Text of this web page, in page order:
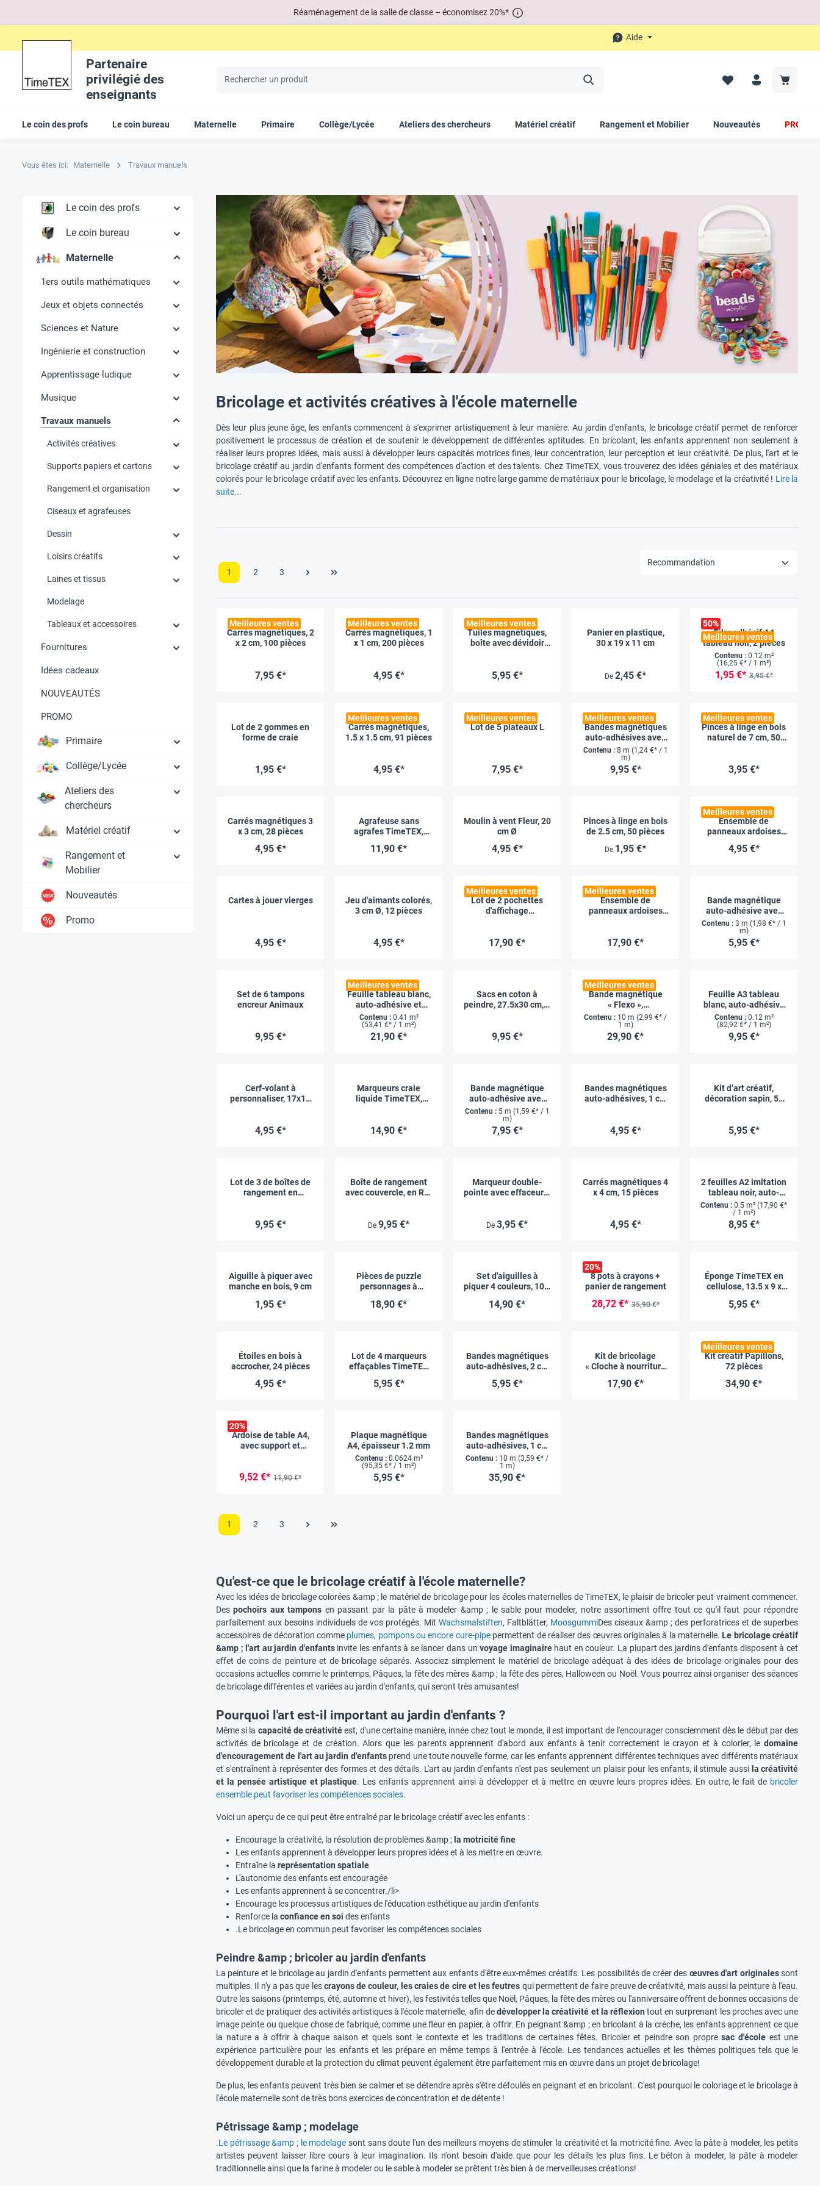
Réaménagement de la salle de classe – économisez 20%*
Aide
Partenaire
privilégié des
enseignants
Le coin des profs Le coin bureau Maternelle Primaire Collège/Lycée Ateliers des chercheurs Matériel créatif Rangement et Mobilier Nouveautés PROMO
Vous êtes ici: Maternelle Travaux manuels
Le coin des profs
Le coin bureau
Maternelle
1ers outils mathématiques
Jeux et objets connectés
Sciences et Nature
Ingénierie et construction
Apprentissage ludique
Musique
Travaux manuels
Activités créatives
Supports papiers et cartons
Rangement et organisation
Ciseaux et agrafeuses
Dessin
Loisirs créatifs
Laines et tissus
Modelage
Tableaux et accessoires
Fournitures
Idées cadeaux
NOUVEAUTÉS
PROMO
Primaire
Collège/Lycée
Ateliers des
chercheurs
Matériel créatif
Rangement et
Mobilier
Nouveautés
Promo
Bricolage et activités créatives à l'école maternelle
Dès leur plus jeune âge, les enfants commencent à s'exprimer artistiquement à leur manière. Au jardin d'enfants, le bricolage créatif permet de renforcer
positivement le processus de création et de soutenir le développement de différentes aptitudes. En bricolant, les enfants apprennent non seulement à
réaliser leurs propres idées, mais aussi à développer leurs capacités motrices fines, leur concentration, leur perception et leur créativité. De plus, l'art et le
bricolage créatif au jardin d'enfants forment des compétences d'action et des talents. Chez TimeTEX, vous trouverez des idées géniales et des matériaux
colorés pour le bricolage créatif avec les enfants. Découvrez en ligne notre large gamme de matériaux pour le bricolage, le modelage et la créativité ! Lire la
suite...
1 2 3
Meilleures ventes
Carrés magnétiques, 2
x 2 cm, 100 pièces
7,95 €*
Meilleures ventes
Carrés magnétiques, 1
x 1 cm, 200 pièces
4,95 €*
Meilleures ventes
Tuiles magnétiques,
boîte avec dévidoir
5,95 €*
Panier en plastique,
30 x 19 x 11 cm
De 2,45 €*
50%
Meilleures ventes
Film adhésif A4
tableau noir, 2 pièces
Contenu : 0.12 m²
(16,25 €* / 1 m²)
1,95 €* 3,95 €*
Lot de 2 gommes en
forme de craie
1,95 €*
Meilleures ventes
Carrés magnétiques,
1.5 x 1.5 cm, 91 pièces
4,95 €*
Meilleures ventes
Lot de 5 plateaux L
7,95 €*
Meilleures ventes
Bandes magnétiques
auto-adhésives avec
dévidoir, 1.9 cm x 8 m
Contenu : 8 m (1,24 €* / 1
m)
9,95 €*
Meilleures ventes
Pinces à linge en bois
naturel de 7 cm, 50
3,95 €*
Carrés magnétiques 3
x 3 cm, 28 pièces
4,95 €*
Agrafeuse sans
agrafes TimeTEX,
11,90 €*
Moulin à vent Fleur, 20
cm Ø
4,95 €*
Pinces à linge en bois
de 2.5 cm, 50 pièces
De 1,95 €*
Meilleures ventes
Ensemble de
panneaux ardoises
pièces, 5 x 2.2 cm
4,95 €*
Cartes à jouer vierges
4,95 €*
Jeu d'aimants colorés,
3 cm Ø, 12 pièces
4,95 €*
Meilleures ventes
Lot de 2 pochettes
d'affichage
17,90 €*
Meilleures ventes
Ensemble de
panneaux ardoises
17,90 €*
Bande magnétique
auto-adhésive avec
dévidoir, 1.9 cm x 3 m
Contenu : 3 m (1,98 €* / 1
m)
5,95 €*
Set de 6 tampons
encreur Animaux
9,95 €*
Meilleures ventes
Feuille tableau blanc,
auto-adhésive et
magnétique
Contenu : 0.41 m²
(53,41 €* / 1 m²)
21,90 €*
Sacs en coton à
peindre, 27.5x30 cm, 5
9,95 €*
Meilleures ventes
Bande magnétique
« Flexo »,
autocollante, 3.5 cm x
10 m
Contenu : 10 m (2,99 €* /
1 m)
29,90 €*
Feuille A3 tableau
blanc, auto-adhésive
et magnétique
Contenu : 0.12 m²
(82,92 €* / 1 m²)
9,95 €*
Cerf-volant à
personnaliser, 17x14
4,95 €*
Marqueurs craie
liquide TimeTEX,
14,90 €*
Bande magnétique
auto-adhésive avec
dévidoir, 1.9 cm x 5 m
Contenu : 5 m (1,59 €* / 1
m)
7,95 €*
Bandes magnétiques
auto-adhésives, 1 cm
4,95 €*
Kit d’art créatif,
décoration sapin, 56
5,95 €*
Lot de 3 de boîtes de
rangement en
9,95 €*
Boîte de rangement
avec couvercle, en RE-
De 9,95 €*
Marqueur double-
pointe avec effaceur +
De 3,95 €*
Carrés magnétiques 4
x 4 cm, 15 pièces
4,95 €*
2 feuilles A2 imitation
tableau noir, auto-
adhésives
Contenu : 0.5 m² (17,90 €*
/ 1 m²)
8,95 €*
Aiguille à piquer avec
manche en bois, 9 cm
1,95 €*
Pièces de puzzle
personnages à
18,90 €*
Set d'aiguilles à
piquer 4 couleurs, 10,0
14,90 €*
20%
8 pots à crayons +
panier de rangement
28,72 €* 35,90 €*
Éponge TimeTEX en
cellulose, 13.5 x 9 x
5,95 €*
Étoiles en bois à
accrocher, 24 pièces
4,95 €*
Lot de 4 marqueurs
effaçables TimeTEX
5,95 €*
Bandes magnétiques
auto-adhésives, 2 cm
5,95 €*
Kit de bricolage
« Cloche à nourriture
17,90 €*
Meilleures ventes
Kit créatif Papillons,
72 pièces
34,90 €*
20%
Ardoise de table A4,
avec support et
9,52 €* 11,90 €*
Plaque magnétique
A4, épaisseur 1.2 mm
Contenu : 0.0624 m²
(95,35 €* / 1 m²)
5,95 €*
Bandes magnétiques
auto-adhésives, 1 cm
x 10 m
Contenu : 10 m (3,59 €* /
1 m)
35,90 €*
1 2 3
Qu'est-ce que le bricolage créatif à l'école maternelle?
Avec les idées de bricolage colorées &amp ; le matériel de bricolage pour les écoles maternelles de TimeTEX, le plaisir de bricoler peut vraiment commencer.
Despochoirs aux tampons en passant par la pâte à modeler &amp ; le sable pour modeler, notre assortiment offre tout ce qu'il faut pour répondre
parfaitement aux besoins individuels de vos protégés. Mit Wachsmalstiften, Faltblätter, MoosgummiDes ciseaux &amp ; des perforatrices et de superbes
accessoires de décoration comme plumes, pompons ou encore cure-pipepermettent de réaliser des œuvres originales à la maternelle. Le bricolage créatif
&amp ; l'art au jardin d'enfantsinvite les enfants à se lancer dans unvoyage imaginairehaut en couleur. La plupart des jardins d'enfants disposent à cet
effet de coins de peinture et de bricolage séparés. Associez simplement le matériel de bricolage adéquat à des idées de bricolage originales pour des
occasions actuelles comme le printemps, Pâques, la fête des mères &amp ; la fête des pères, Halloween ou Noël. Vous pourrez ainsi organiser des séances
de bricolage différentes et variées au jardin d'enfants, qui seront très amusantes!
Pourquoi l'art est-il important au jardin d'enfants ?
Même si la capacité de créativitéest, d'une certaine manière, innée chez tout le monde, il est important de l'encourager consciemment dès le début par des
activités de bricolage et de création. Alors que les parents apprennent d'abord aux enfants à tenir correctement le crayon et à colorier, le domaine
d'encouragement de l'art au jardin d'enfantsprend une toute nouvelle forme, car les enfants apprennent différentes techniques avec différents matériaux
et s'entraînent à représenter des formes et des détails. L'art au jardin d'enfants n'est pas seulement un plaisir pour les enfants, il stimule aussi la créativité
et la pensée artistique et plastique. Les enfants apprennent ainsi à développer et à mettre en œuvre leurs propres idées. En outre, le fait de bricoler
ensemble peut favoriser les compétences sociales.
Voici un aperçu de ce qui peut être entraîné par le bricolage créatif avec les enfants :
Encourage la créativité, la résolution de problèmes &amp ; la motricité fine
Les enfants apprennent à développer leurs propres idées et à les mettre en œuvre.
Entraîne la représentation spatiale
L'autonomie des enfants est encouragée
Les enfants apprennent à se concentrer./li>
Encourage les processus artistiques de l'éducation esthétique au jardin d'enfants
Renforce la confiance en soi des enfants
.Le bricolage en commun peut favoriser les compétences sociales
Peindre &amp ; bricoler au jardin d'enfants
La peinture et le bricolage au jardin d'enfants permettent aux enfants d'être eux-mêmes créatifs. Les possibilités de créer des œuvres d'art originalessont
multiples. Il n'y a pas que lescrayons de couleur, les craies de cire et les feutres qui permettent de faire preuve de créativité, mais aussi la peinture à l'eau.
Outre les saisons (printemps, été, automne et hiver), les festivités telles que Noël, Pâques, la fête des mères ou l'anniversaire offrent de bonnes occasions de
bricoler et de pratiquer des activités artistiques à l'école maternelle, afin dedévelopper la créativité et la réflexion tout en surprenant les proches avec une
image peinte ou quelque chose de fabriqué, comme une fleur en papier, à offrir. En peignant &amp ; en bricolant à la crèche, les enfants apprennent ce que
la nature a à offrir à chaque saison et quels sont le contexte et les traditions de certaines fêtes. Bricoler et peindre son propresac d'écoleest une
expérience particulière pour les enfants et les prépare en même temps à l'entrée à l'école. Les tendances actuelles et les thèmes politiques tels que le
développement durable et la protection du climat peuvent également être parfaitement mis en œuvre dans un projet de bricolage!
De plus, les enfants peuvent très bien se calmer et se détendre après s'être défoulés en peignant et en bricolant. C'est pourquoi le coloriage et le bricolage à
l'école maternelle sont de très bons exercices de concentration et de détente !
Pétrissage &amp ; modelage
.Le pétrissage &amp ; le modelage sont sans doute l'un des meilleurs moyens de stimuler la créativité et la motricité fine. Avec la pâte à modeler, les petits
artistes peuvent laisser libre cours à leur imagination. Ils n'ont besoin d'aide que pour les détails les plus fins. Le béton à modeler, la pâte à modeler
traditionnelle ainsi que la farine à modeler ou le sable à modeler se prêtent très bien à de merveilleuses créations!